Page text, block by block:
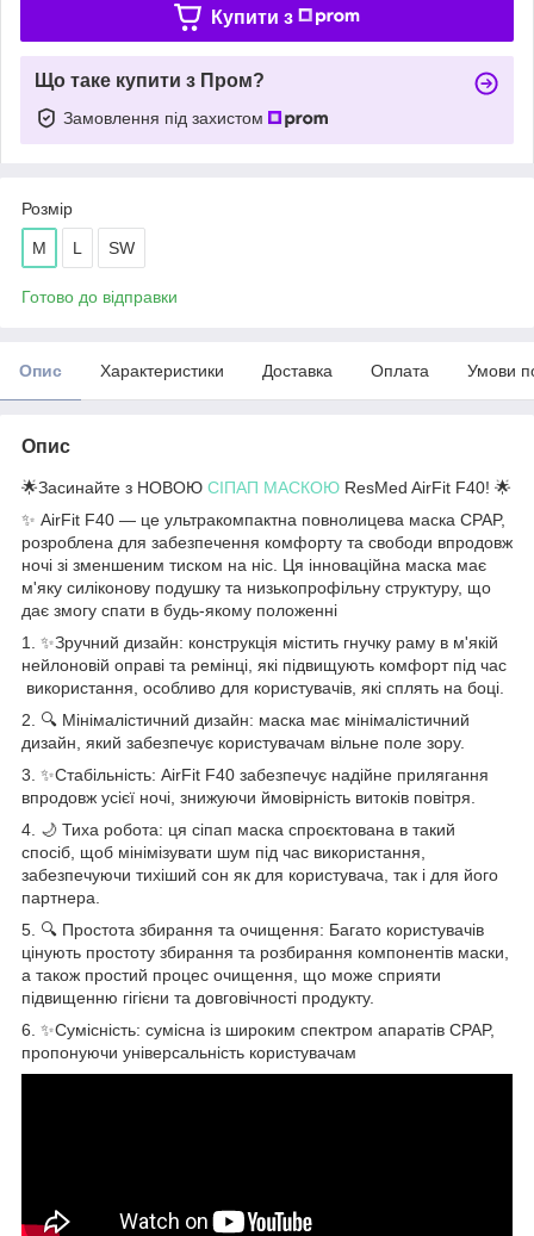
Купити з
Що таке купити з Пром?
Замовлення під захистом
Розмір
М L SW
Готово до відправки
Опис Характеристики Доставка Оплата Умови
Опис
🌟Засинайте з НОВОЮ СІПАП МАСКОЮ ResMed AirFit F40! 🌟
✨ AirFit F40 — це ультракомпактна повнолицева маска CPAP,
розроблена для забезпечення комфорту та свободи впродовж
ночі зі зменшеним тиском на ніс. Ця інноваційна маска має
м'яку силіконову подушку та низькопрофільну структуру, що
дає змогу спати в будь-якому положенні
1. ✨Зручний дизайн: конструкція містить гнучку раму в м'якій
нейлоновій оправі та ремінці, які підвищують комфорт під час
використання, особливо для користувачів, які сплять на боці.
2. 🔍 Мінімалістичний дизайн: маска має мінімалістичний
дизайн, який забезпечує користувачам вільне поле зору.
3. ✨Стабільність: AirFit F40 забезпечує надійне прилягання
впродовж усієї ночі, знижуючи ймовірність витоків повітря.
4. 🌙 Тиха робота: ця сіпап маска спроєктована в такий
спосіб, щоб мінімізувати шум під час використання,
забезпечуючи тихіший сон як для користувача, так і для його
партнера.
5. 🔍 Простота збирання та очищення: Багато користувачів
цінують простоту збирання та розбирання компонентів маски,
а також простий процес очищення, що може сприяти
підвищенню гігієни та довговічності продукту.
6. ✨Сумісність: сумісна із широким спектром апаратів CPAP,
пропонуючи універсальність користувачам